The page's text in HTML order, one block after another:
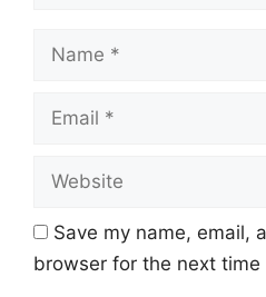
Save my name, email,
browser for the next time